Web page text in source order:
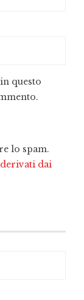
questo
lo spam.
dai